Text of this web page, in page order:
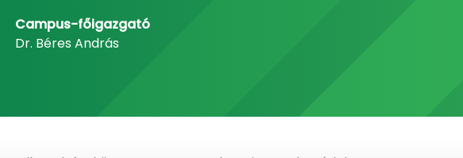
Campus-főigazgató
Dr. Béres András